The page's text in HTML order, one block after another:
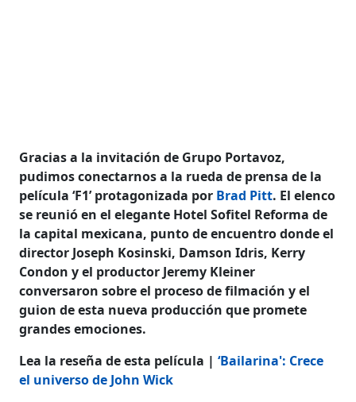
Gracias a la invitación de Grupo Portavoz,
pudimos conectarnos a la rueda de prensa de la
película ‘F1’ protagonizada por Brad Pitt. El elenco
se reunió en el elegante Hotel Sofitel Reforma de
la capital mexicana, punto de encuentro donde el
director Joseph Kosinski, Damson Idris, Kerry
Condon y el productor Jeremy Kleiner
conversaron sobre el proceso de filmación y el
guion de esta nueva producción que promete
grandes emociones.
Lea la reseña de esta película |‘Bailarina': Crece
el universo de John Wick